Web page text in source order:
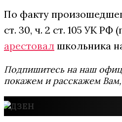
По факту
ст. 30, ч. 2 ст. 105 УК
арестовал школьника
Подпишитесь на наш
покажем и расскажем